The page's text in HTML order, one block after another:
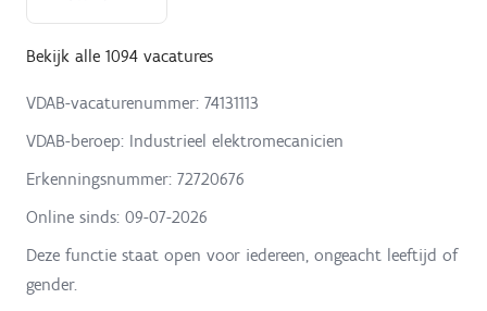
Bekijk alle 1094 vacatures
VDAB-vacaturenummer: 74131113
VDAB-beroep: Industrieel elektromecanicien
Erkenningsnummer: 72720676
Online sinds: 09-07-2026
Deze functie staat open voor iedereen, ongeacht leeftijd of
gender.